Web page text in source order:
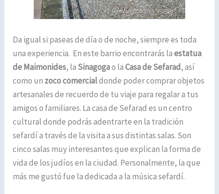
Da igual si paseas de día o de noche, siempre es toda
una experiencia. En este barrio encontrarás laestatua
de Maimonides, la Sinagogao laCasa de Sefarad, así
como un zoco comercialdonde poder comprar objetos
artesanales de recuerdo de tu viaje para regalar a tus
amigos o familiares. La casa de Sefarad es un centro
cultural donde podrás adentrarte en la tradición
sefardí a través de la visita a sus distintas salas. Son
cinco salas muy interesantes que explican la forma de
vida de los judíos en la ciudad. Personalmente, la que
más me gustó fue la dedicada a la música sefardí.